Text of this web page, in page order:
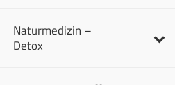
Naturmedizin –
Detox